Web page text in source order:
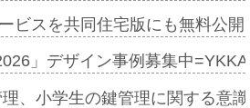
ビスを共同住宅版にも無料公
」デザイン事例募集中
、小学生の鍵管理に関する意